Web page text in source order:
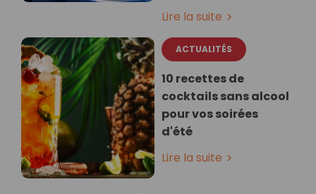
Lire la suite
ACTUALITÉS
10 recettes de
cocktails sans alcool
pour vos soirées
d'été
Lire la suite